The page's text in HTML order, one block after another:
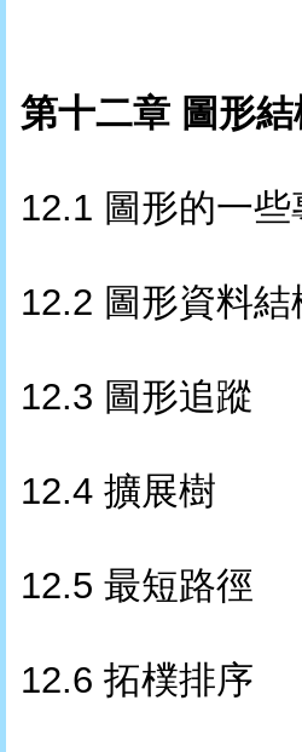
第十二章 圖形結
12.1 圖形的一
12.2 圖形資料
12.3 圖形追蹤
12.4 擴展樹
12.5 最短路徑
12.6 拓樸排序